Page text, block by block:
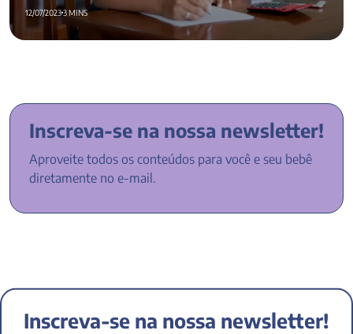
12/07/20233 MINS
Inscreva-se na nossa newsletter!
Aproveite todos os conteúdos para você e seu bebê
diretamente no e-mail.
Inscreva-se na nossa newsletter!